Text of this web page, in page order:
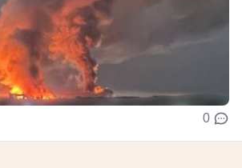
0